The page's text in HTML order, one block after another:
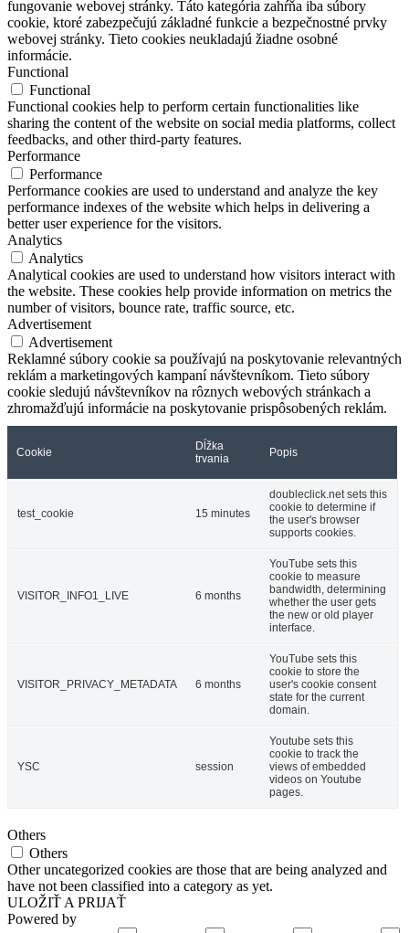
fungovanie webovej stránky. Táto kategória zahŕňa iba súbory
cookie, ktoré zabezpečujú základné funkcie a bezpečnostné prvky
webovej stránky. Tieto cookies neukladajú žiadne osobné
informácie.
Functional
Functional
Functional cookies help to perform certain functionalities like
sharing the content of the website on social media platforms, collect
feedbacks, and other third-party features.
Performance
Performance
Performance cookies are used to understand and analyze the key
performance indexes of the website which helps in delivering a
better user experience for the visitors.
Analytics
Analytics
Analytical cookies are used to understand how visitors interact with
the website. These cookies help provide information on metrics the
number of visitors, bounce rate, traffic source, etc.
Advertisement
Advertisement
Reklamné súbory cookie sa používajú na poskytovanie relevantných
reklám a marketingových kampaní návštevníkom. Tieto súbory
cookie sledujú návštevníkov na rôznych webových stránkach a
zhromažďujú informácie na poskytovanie prispôsobených reklám.
Cookie
Dĺžka
trvania
Popis
test_cookie 15 minutes
doubleclick.net sets this
cookie to determine if
the user's browser
supports cookies.
VISITOR_INFO1_LIVE 6 months
YouTube sets this
cookie to measure
bandwidth, determining
whether the user gets
the new or old player
interface.
VISITOR_PRIVACY_METADATA 6 months
YouTube sets this
cookie to store the
user's cookie consent
state for the current
domain.
YSC session
Youtube sets this
cookie to track the
views of embedded
videos on Youtube
pages.
Others
Others
Other uncategorized cookies are those that are being analyzed and
have not been classified into a category as yet.
ULOŽIŤ A PRIJAŤ
Powered by